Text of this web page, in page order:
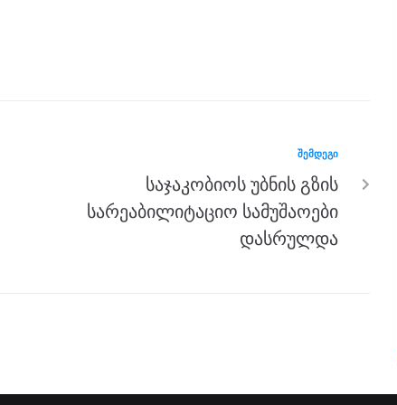
ᲨᲔᲛᲓᲔᲒᲘ
საჯაკობიოს უბნის გზის
სარეაბილიტაციო სამუშაოები
დასრულდა